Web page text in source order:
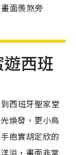
面羨煞旁
西班
西班牙聖家堂
煥發，更小鳥
抱實胡定欣的